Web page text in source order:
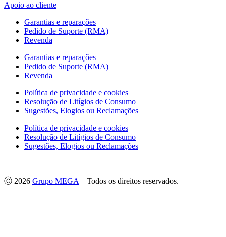
Apoio ao cliente
Garantias e reparações
Pedido de Suporte (RMA)
Revenda
Garantias e reparações
Pedido de Suporte (RMA)
Revenda
Política de privacidade e cookies
Resolução de Litígios de Consumo
Sugestões, Elogios ou Reclamações
Política de privacidade e cookies
Resolução de Litígios de Consumo
Sugestões, Elogios ou Reclamações
Ⓒ 2026 Grupo MEGA – Todos os direitos reservados.